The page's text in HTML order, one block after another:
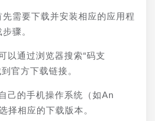
需要下载并安装相应的应用程
骤。
以通过浏览器搜索“码支
官方下载链接。
己的手机操作系统（如An
择相应的下载版本。